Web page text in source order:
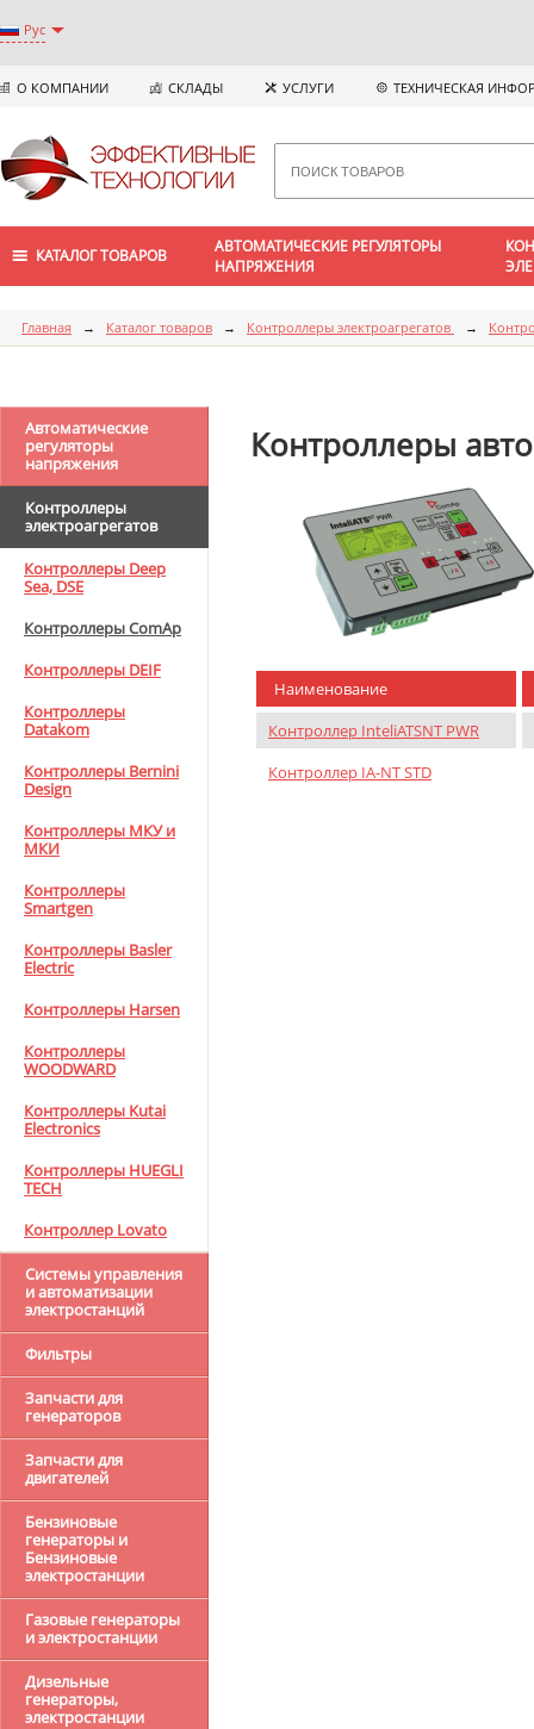
Рус
О КОМПАНИИ СКЛАДЫ УСЛУГИ ТЕХНИЧЕСКАЯ
КАТАЛОГ ТОВАРОВ
АВТОМАТИЧЕСКИЕ РЕГУЛЯТОРЫ
НАПРЯЖЕНИЯ
Главная → Каталог товаров → Контроллеры электроагрегатов →
Автоматические
регуляторы
напряжения
Контроллеры
электроагрегатов
Контроллеры Deep
Sea, DSE
Контроллеры ComAp
Контроллеры DEIF
Контроллеры
Datakom
Контроллеры Bernini
Design
Контроллеры МКУ и
МКИ
Контроллеры
Smartgen
Контроллеры Basler
Electric
Контроллеры Harsen
Контроллеры
WOODWARD
Контроллеры Kutai
Electronics
Контроллеры HUEGLI
TECH
Контроллер Lovato
Системы управления
и автоматизации
электростанций
Фильтры
Запчасти для
генераторов
Запчасти для
двигателей
Бензиновые
генераторы и
Бензиновые
электростанции
Газовые генераторы
и электростанции
Дизельные
генераторы,
электростанции
Контроллеры
Наименование
Контроллер InteliATSNT PWR
Контроллер IA-NT STD